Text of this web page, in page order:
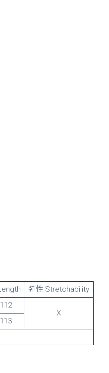
彈性 Stretchability
X